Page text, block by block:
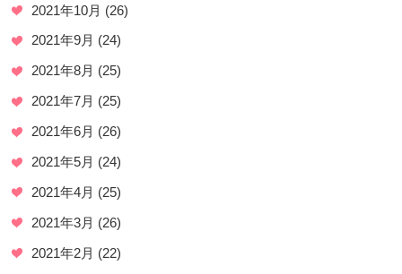
2021年10月 (26)
2021年9月 (24)
2021年8月 (25)
2021年7月 (25)
2021年6月 (26)
2021年5月 (24)
2021年4月 (25)
2021年3月 (26)
2021年2月 (22)